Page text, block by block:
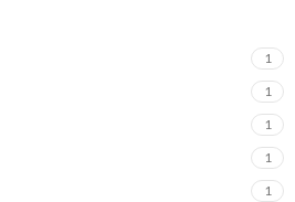
1
1
1
1
1